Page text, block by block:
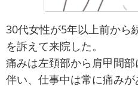
30代女性が5年以上前から
を訴えて来院した。
痛みは左頚部から肩甲間
伴い、仕事中は常に痛み